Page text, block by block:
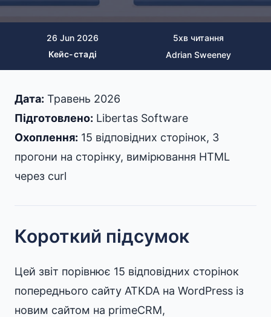
26 Jun 2026 5хв читання
Кейс-стаді
Adrian Sweeney
Дата: Травень 2026
Підготовлено: Libertas Software
Охоплення: 15 відповідних сторінок, 3
прогони на сторінку, вимірювання HTML
через curl
Короткий підсумок
Цей звіт порівнює 15 відповідних сторінок
попереднього сайту ATKDA на WordPress із
новим сайтом на primeCRM,